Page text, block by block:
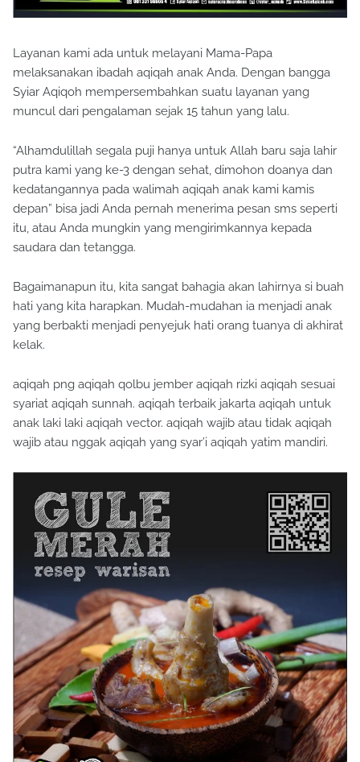
Layanan kami ada untuk melayani Mama-Papa
melaksanakan ibadah aqiqah anak Anda. Dengan bangga
Syiar Aqiqoh mempersembahkan suatu layanan yang
muncul dari pengalaman sejak 15 tahun yang lalu.
“Alhamdulillah segala puji hanya untuk Allah baru saja lahir
putra kami yang ke-3 dengan sehat, dimohon doanya dan
kedatangannya pada walimah aqiqah anak kami kamis
depan” bisa jadi Anda pernah menerima pesan sms seperti
itu, atau Anda mungkin yang mengirimkannya kepada
saudara dan tetangga.
Bagaimanapun itu, kita sangat bahagia akan lahirnya si buah
hati yang kita harapkan. Mudah-mudahan ia menjadi anak
yang berbakti menjadi penyejuk hati orang tuanya di akhirat
kelak.
aqiqah png aqiqah qolbu jember aqiqah rizki aqiqah sesuai
syariat aqiqah sunnah. aqiqah terbaik jakarta aqiqah untuk
anak laki laki aqiqah vector. aqiqah wajib atau tidak aqiqah
wajib atau nggak aqiqah yang syar’i aqiqah yatim mandiri.